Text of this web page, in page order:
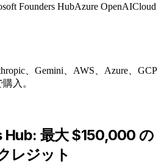
Founders HubAzure OpenAICloud
、Gemini、AWS、Azure、GCP
入。
最大 $150,000 の
レジット